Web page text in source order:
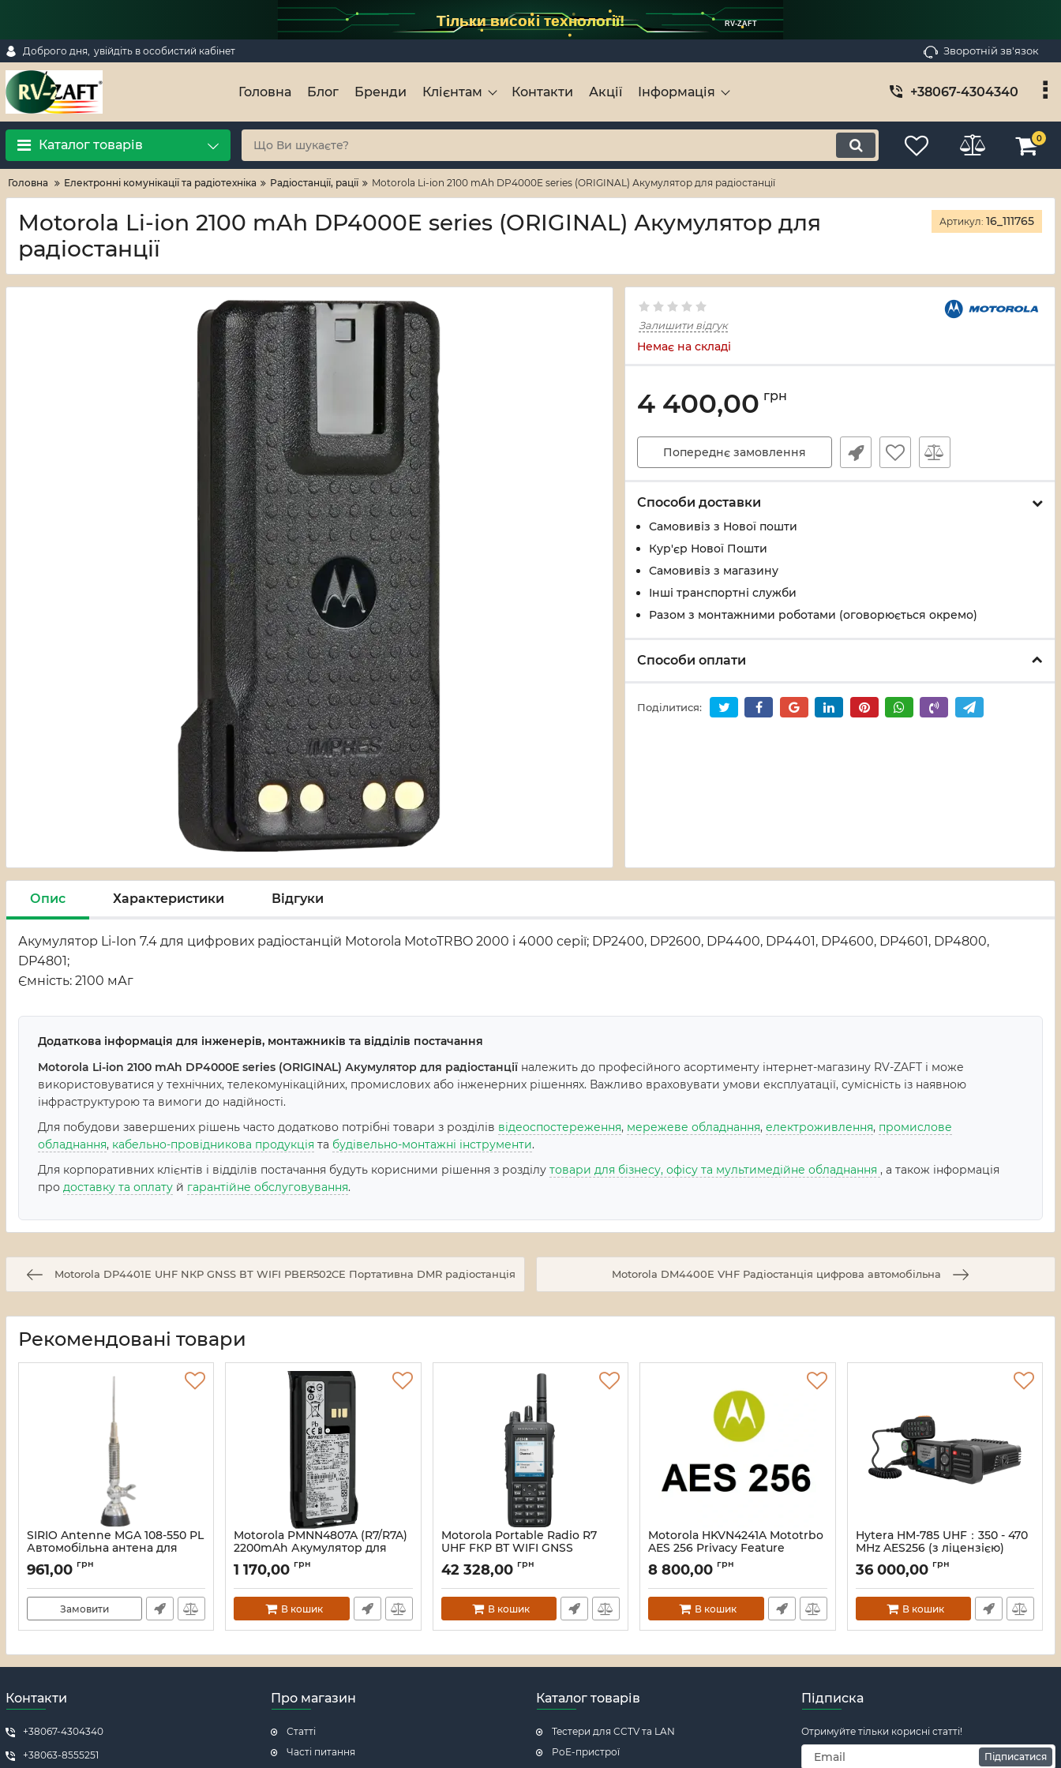
Тільки високі технології! RV-ZAFT
Доброго дня, увійдіть в особистий кабінет Зворотній зв'язок
Головна Блог Бренди Клієнтам Контакти Акції Інформація +38067-4304340
Каталог товарів 0
Головна Електронні комунікації та радіотехніка Радіостанції, рації Motorola Li-ion 2100 mAh DP4000E series (ORIGINAL) Акумулятор для радіостанції
Motorola Li-ion 2100 mAh DP4000E series (ORIGINAL) Акумулятор для
радіостанції
Артикул: 16_111765
Залишити відгук
Немає на складі
4 400,00 грн
Попереднє замовлення
Способи доставки
Самовивіз з Нової пошти
Кур'єр Нової Пошти
Самовивіз з магазину
Інші транспортні служби
Разом з монтажними роботами (оговорюється окремо)
Способи оплати
Поділитися:
Опис Характеристики Відгуки
Акумулятор Li-Ion 7.4 для цифрових радіостанцій Motorola MotoTRBO 2000 і 4000 серії; DP2400, DP2600, DP4400, DP4401, DP4600, DP4601, DP4800,
DP4801;
Ємність: 2100 мАг
Додаткова інформація для інженерів, монтажників та відділів постачання
Motorola Li-ion 2100 mAh DP4000E series (ORIGINAL) Акумулятор для радіостанції належить до професійного асортименту інтернет-магазину RV-ZAFT і може
використовуватися у технічних, телекомунікаційних, промислових або інженерних рішеннях. Важливо враховувати умови експлуатації, сумісність із наявною
інфраструктурою та вимоги до надійності.
Для побудови завершених рішень часто додатково потрібні товари з розділів відеоспостереження, мережеве обладнання, електроживлення, промислове
обладнання, кабельно-провідникова продукція та будівельно-монтажні інструменти.
Для корпоративних клієнтів і відділів постачання будуть корисними рішення з розділу товари для бізнесу, офісу та мультимедійне обладнання , а також інформація
про доставку та оплату й гарантійне обслуговування.
Motorola DP4401E UHF NКР GNSS ВТ WIFI PBER502CE Портативна DMR радіостанція Motorola DM4400E VHF Радіостанція цифрова автомобільна
Рекомендовані товари
SIRIO Antenne MGA 108-550 PL
Автомобільна антена для
Артикул:16_113271
961,00 грн
Замовити
Motorola PMNN4807A (R7/R7A)
2200mAh Акумулятор для
Артикул:16_115590
1 170,00 грн
В кошик
Motorola Portable Radio R7
UHF FКР ВТ WIFI GNSS
CAPABLE Портативна DMR
радіостанція
Артикул:16_114945
42 328,00 грн
В кошик
Motorola HKVN4241A Mototrbo
AES 256 Privacy Feature
Ліцензія шифрування
Артикул:16_114942
8 800,00 грн
В кошик
Hytera HM-785 UHF：350 - 470
MHz AES256 (з ліцензією)
Радіостанція автомобільна
Артикул:16_113902
36 000,00 грн
В кошик
Контакти
+38067-4304340
+38063-8555251
Про магазин
Статті
Часті питання
Каталог товарів
Тестери для CCTV та LAN
PoE-пристрої
Підписка
Отримуйте тільки корисні статті!
Підписатися